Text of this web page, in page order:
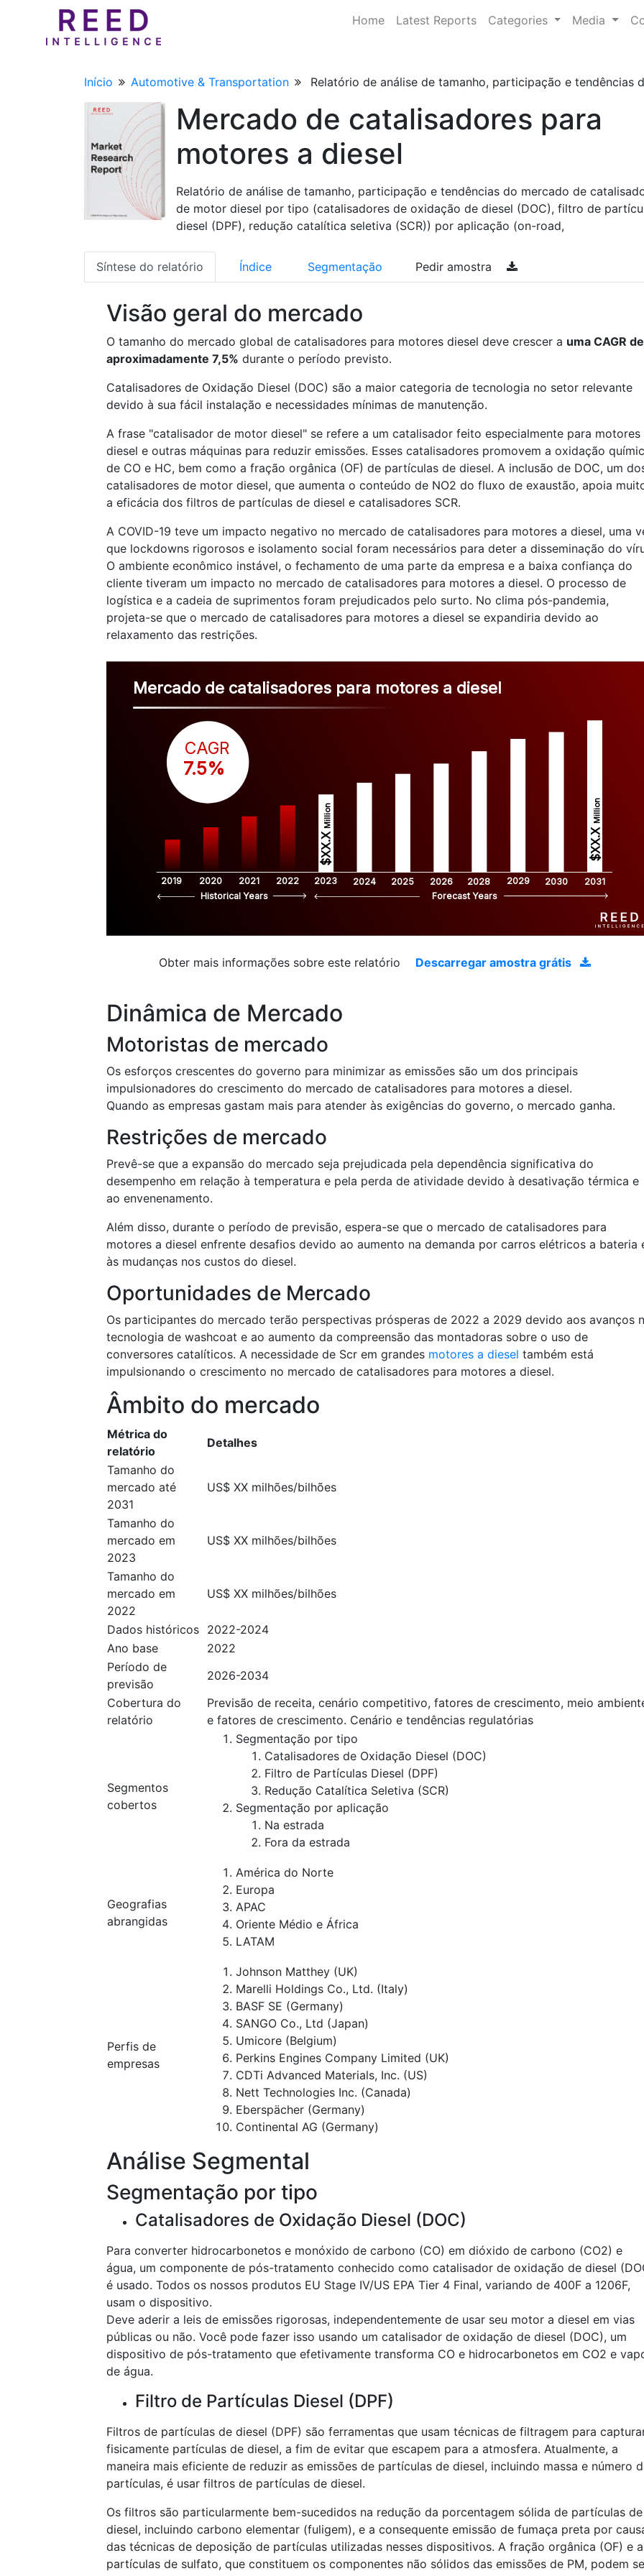
Home Latest Reports Categories Media
Início Automotive & Transportation Relatório de análise de tamanho, participação e tendências
Mercado de catalisadores para
motores a diesel
Relatório de análise de tamanho, participação e tendências do mercado de
de motor diesel por tipo (catalisadores de oxidação de diesel (DOC), filtro de
diesel (DPF), redução catalítica seletiva (SCR)) por aplicação (on-road,
Síntese do relatório Índice Segmentação Pedir amostra
Visão geral do mercado
O tamanho do mercado global de catalisadores para motores diesel deve crescer a uma CAGR de
aproximadamente 7,5% durante o período previsto.
Catalisadores de Oxidação Diesel (DOC) são a maior categoria de tecnologia no setor relevante
devido à sua fácil instalação e necessidades mínimas de manutenção.
A frase "catalisador de motor diesel" se refere a um catalisador feito especialmente para motores
diesel e outras máquinas para reduzir emissões. Esses catalisadores promovem a oxidação
de CO e HC, bem como a fração orgânica (OF) de partículas de diesel. A inclusão de DOC, um
catalisadores de motor diesel, que aumenta o conteúdo de NO2 do fluxo de exaustão, apoia
a eficácia dos filtros de partículas de diesel e catalisadores SCR.
A COVID-19 teve um impacto negativo no mercado de catalisadores para motores a diesel, uma
que lockdowns rigorosos e isolamento social foram necessários para deter a disseminação do
O ambiente econômico instável, o fechamento de uma parte da empresa e a baixa confiança do
cliente tiveram um impacto no mercado de catalisadores para motores a diesel. O processo de
logística e a cadeia de suprimentos foram prejudicados pelo surto. No clima pós-pandemia,
projeta-se que o mercado de catalisadores para motores a diesel se expandiria devido ao
relaxamento das restrições.
Mercado de catalisadores para motores a diesel
2019 2020 2021 2022 2023 2024 2025 2026 2028 2029 2030 2031
$XX.X
Million
$XX.X
Million
CAGR
7.5%
Historical Years Forecast Years
Obter mais informações sobre este relatório Descarregar amostra grátis
Dinâmica de Mercado
Motoristas de mercado
Os esforços crescentes do governo para minimizar as emissões são um dos principais
impulsionadores do crescimento do mercado de catalisadores para motores a diesel.
Quando as empresas gastam mais para atender às exigências do governo, o mercado ganha.
Restrições de mercado
Prevê-se que a expansão do mercado seja prejudicada pela dependência significativa do
desempenho em relação à temperatura e pela perda de atividade devido à desativação térmica e
ao envenenamento.
Além disso, durante o período de previsão, espera-se que o mercado de catalisadores para
motores a diesel enfrente desafios devido ao aumento na demanda por carros elétricos a bateria
às mudanças nos custos do diesel.
Oportunidades de Mercado
Os participantes do mercado terão perspectivas prósperas de 2022 a 2029 devido aos avanços
tecnologia de washcoat e ao aumento da compreensão das montadoras sobre o uso de
conversores catalíticos. A necessidade de Scr em grandes motores a diesel também está
impulsionando o crescimento no mercado de catalisadores para motores a diesel.
Âmbito do mercado
Métrica do
relatório
Detalhes
Tamanho do
mercado até
2031
US$ XX milhões/bilhões
Tamanho do
mercado em
2023
US$ XX milhões/bilhões
Tamanho do
mercado em
2022
US$ XX milhões/bilhões
Dados históricos 2022-2024
Ano base
2022
Período de
previsão
2026-2034
Cobertura do
relatório
Previsão de receita, cenário competitivo, fatores de crescimento, meio
e fatores de crescimento. Cenário e tendências regulatórias
Segmentos
cobertos
Segmentação por tipo
Catalisadores de Oxidação Diesel (DOC)
Filtro de Partículas Diesel (DPF)
Redução Catalítica Seletiva (SCR)
Segmentação por aplicação
Na estrada
Fora da estrada
Geografias
abrangidas
América do Norte
Europa
APAC
Oriente Médio e África
LATAM
Perfis de
empresas
Johnson Matthey (UK)
Marelli Holdings Co., Ltd. (Italy)
BASF SE (Germany)
SANGO Co., Ltd (Japan)
Umicore (Belgium)
Perkins Engines Company Limited (UK)
CDTi Advanced Materials, Inc. (US)
Nett Technologies Inc. (Canada)
Eberspächer (Germany)
Continental AG (Germany)
Análise Segmental
Segmentação por tipo
Catalisadores de Oxidação Diesel (DOC)
Para converter hidrocarbonetos e monóxido de carbono (CO) em dióxido de carbono (CO2) e
água, um componente de pós-tratamento conhecido como catalisador de oxidação de diesel
é usado. Todos os nossos produtos EU Stage IV/US EPA Tier 4 Final, variando de 400F a 1206F,
usam o dispositivo.
Deve aderir a leis de emissões rigorosas, independentemente de usar seu motor a diesel em vias
públicas ou não. Você pode fazer isso usando um catalisador de oxidação de diesel (DOC), um
dispositivo de pós-tratamento que efetivamente transforma CO e hidrocarbonetos em CO2 e
de água.
Filtro de Partículas Diesel (DPF)
Filtros de partículas de diesel (DPF) são ferramentas que usam técnicas de filtragem para
fisicamente partículas de diesel, a fim de evitar que escapem para a atmosfera. Atualmente, a
maneira mais eficiente de reduzir as emissões de partículas de diesel, incluindo massa e número
partículas, é usar filtros de partículas de diesel.
Os filtros são particularmente bem-sucedidos na redução da porcentagem sólida de partículas de
diesel, incluindo carbono elementar (fuligem), e a consequente emissão de fumaça preta por
das técnicas de deposição de partículas utilizadas nesses dispositivos. A fração orgânica (OF) e
partículas de sulfato, que constituem os componentes não sólidos das emissões de PM, podem